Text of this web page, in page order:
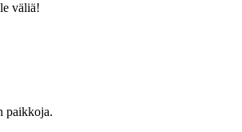
väliä!
paikkoja.